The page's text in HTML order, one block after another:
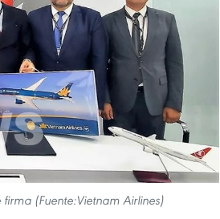
(Fuente:Vietnam Airlines)